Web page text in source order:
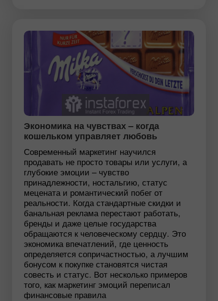
Экономика на чувствах – когда
кошельком управляет любовь
Современный маркетинг научился
продавать не просто товары или услуги, а
глубокие эмоции – чувство
принадлежности, ностальгию, статус
мецената и романтический побег от
реальности. Когда стандартные скидки и
банальная реклама перестают работать,
бренды и даже целые государства
обращаются к человеческому сердцу. Это
экономика впечатлений, где ценность
определяется сопричастностью, а лучшим
бонусом к покупке становятся чистая
совесть и статус. Вот несколько примеров
того, как маркетинг эмоций переписал
финансовые правила